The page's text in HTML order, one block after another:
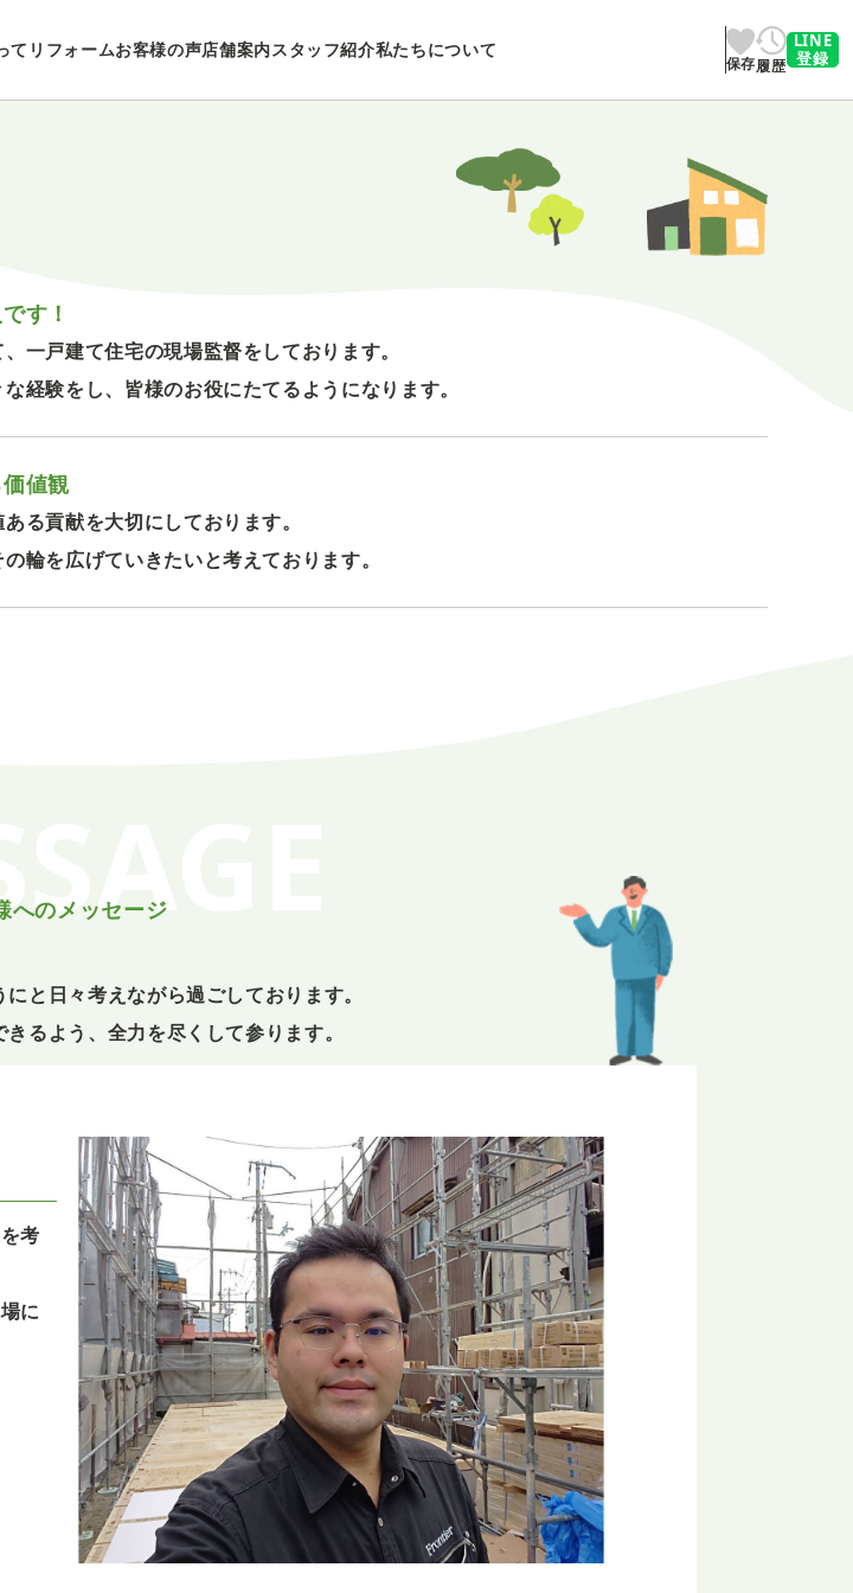
てリフォームお客様の声店舗案内スタッフ紹介私たちについて
保存履歴
LINE
登録
す！
一戸建て住宅の現場監督をしております。
経験をし、皆様のお役にたてるようになります。
値観
る貢献を大切にしております。
輪を広げていきたいと考えております。
へのメッセージ
と日々考えながら過ごしております。
るよう、全力を尽くして参ります。
考
に